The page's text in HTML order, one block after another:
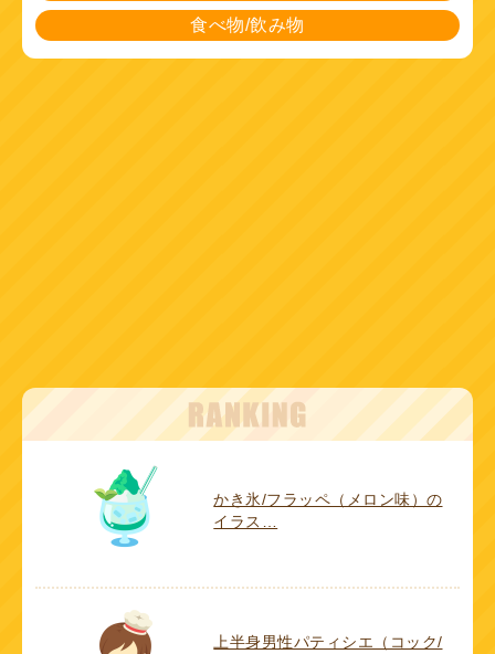
食べ物/飲み物
かき氷/フラッペ（メロン味）の
イラス…
上半身男性パティシエ（コック/